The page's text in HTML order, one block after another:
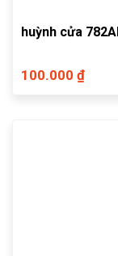
huỳnh cửa
100.000 ₫